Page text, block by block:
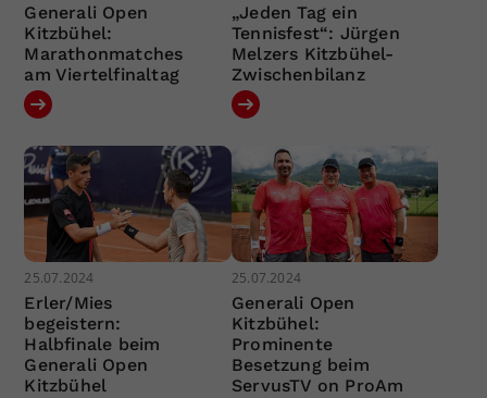
Generali Open
Kitzbühel:
Marathonmatches
am Viertelfinaltag
„Jeden Tag ein
Tennisfest“: Jürgen
Melzers Kitzbühel-
Zwischenbilanz
25.07.2024
Erler/Mies
begeistern:
Halbfinale beim
Generali Open
Kitzbühel
25.07.2024
Generali Open
Kitzbühel:
Prominente
Besetzung beim
ServusTV on ProAm